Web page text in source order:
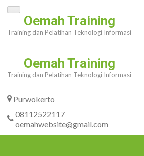
Skip
content
Enter)
Oemah Training
Training dan Pelatihan Teknologi Informasi
Oemah Training
Training dan Pelatihan Teknologi Informasi
Purwokerto
08112522117
oemahwebsite@gmail.com